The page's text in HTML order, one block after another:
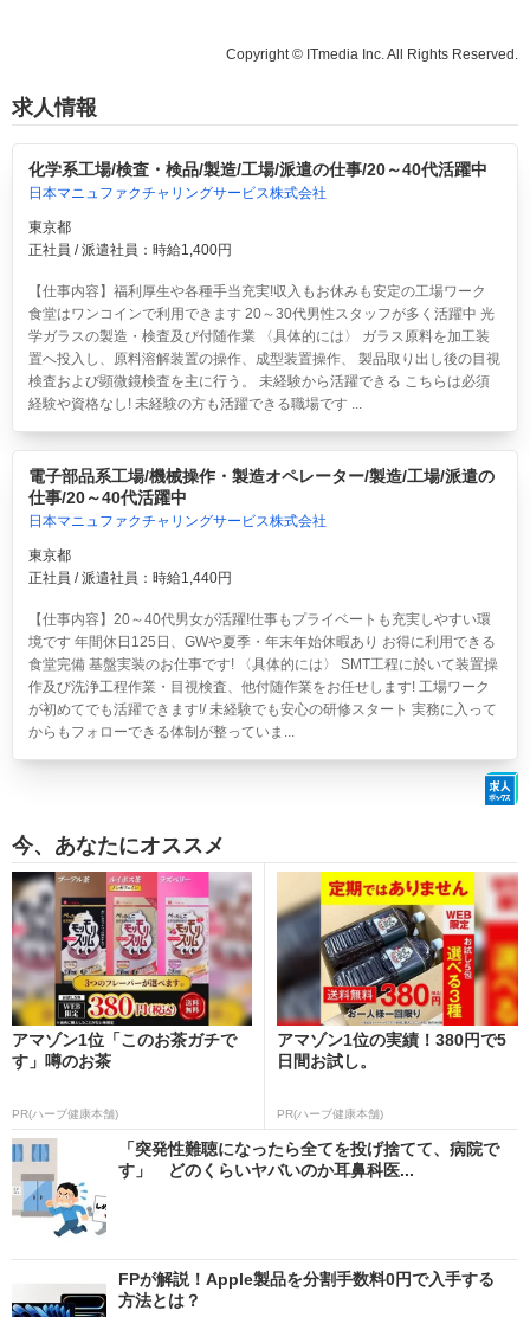
Copyright © ITmedia Inc. All Rights Reserved.
求人情報
化学系工場/検査・検品/製造/工場/派遣の仕事/20～40代活躍中
日本マニュファクチャリングサービス株式会社
東京都
正社員 / 派遣社員：時給1,400円
【仕事内容】福利厚生や各種手当充実!収入もお休みも安定の工場ワーク
食堂はワンコインで利用できます 20～30代男性スタッフが多く活躍中 光
学ガラスの製造・検査及び付随作業 〈具体的には〉 ガラス原料を加工装
置へ投入し、原料溶解装置の操作、成型装置操作、 製品取り出し後の目視
検査および顕微鏡検査を主に行う。 未経験から活躍できる こちらは必須
経験や資格なし! 未経験の方も活躍できる職場です ...
電子部品系工場/機械操作・製造オペレーター/製造/工場/派遣の
仕事/20～40代活躍中
日本マニュファクチャリングサービス株式会社
東京都
正社員 / 派遣社員：時給1,440円
【仕事内容】20～40代男女が活躍!仕事もプライベートも充実しやすい環
境です 年間休日125日、GWや夏季・年末年始休暇あり お得に利用できる
食堂完備 基盤実装のお仕事です! 〈具体的には〉 SMT工程に於いて装置操
作及び洗浄工程作業・目視検査、他付随作業をお任せします! 工場ワーク
が初めてでも活躍できます!/ 未経験でも安心の研修スタート 実務に入って
からもフォローできる体制が整っていま...
今、あなたにオススメ
アマゾン1位「このお茶ガチで
す」噂のお茶
PR(ハーブ健康本舗)
アマゾン1位の実績！380円で5
日間お試し。
PR(ハーブ健康本舗)
「突発性難聴になったら全てを投げ捨てて、病院で
す」 どのくらいヤバいのか耳鼻科医...
FPが解説！Apple製品を分割手数料0円で入手する
方法とは？